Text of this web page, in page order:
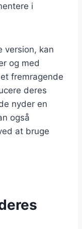
i
version, kan
og med
fremragende
deres
nyder en
også
at bruge